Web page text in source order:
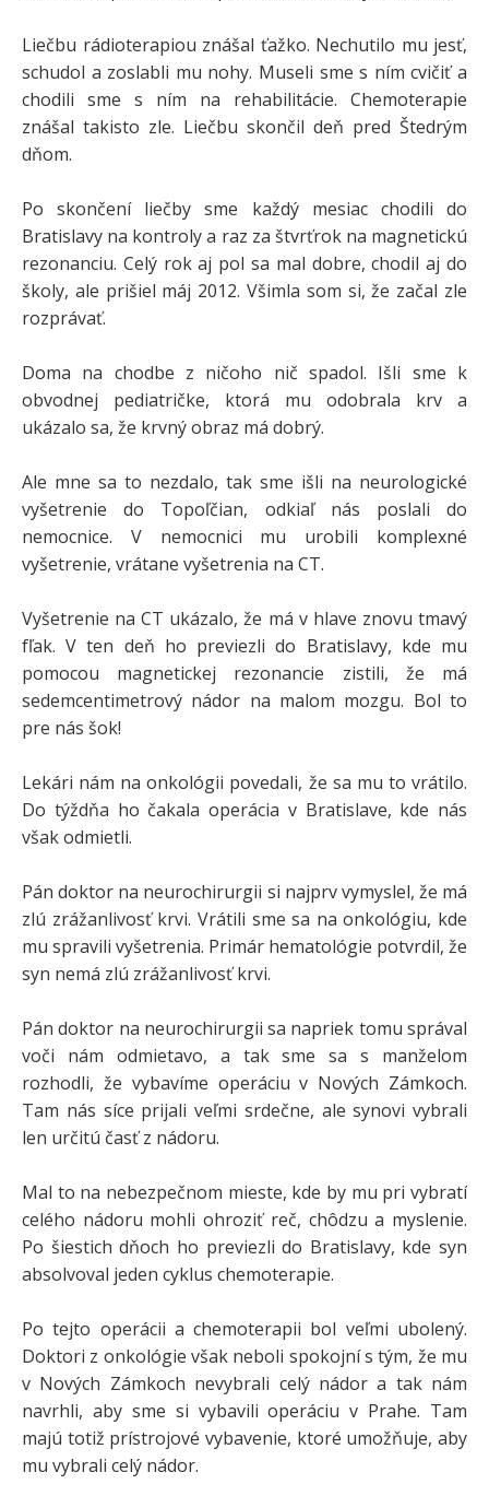
Liečbu rádioterapiou znášal ťažko. Nechutilo mu jesť,
schudol a zoslabli mu nohy. Museli sme s ním cvičiť a
chodili sme s ním na rehabilitácie. Chemoterapie
znášal takisto zle. Liečbu skončil deň pred Štedrým
dňom.
Po skončení liečby sme každý mesiac chodili do
Bratislavy na kontroly a raz za štvrťrok na magnetickú
rezonanciu. Celý rok aj pol sa mal dobre, chodil aj do
školy, ale prišiel máj 2012. Všimla som si, že začal zle
rozprávať.
Doma na chodbe z ničoho nič spadol. Išli sme k
obvodnej pediatričke, ktorá mu odobrala krv a
ukázalo sa, že krvný obraz má dobrý.
Ale mne sa to nezdalo, tak sme išli na neurologické
vyšetrenie do Topoľčian, odkiaľ nás poslali do
nemocnice. V nemocnici mu urobili komplexné
vyšetrenie, vrátane vyšetrenia na CT.
Vyšetrenie na CT ukázalo, že má v hlave znovu tmavý
fľak. V ten deň ho previezli do Bratislavy, kde mu
pomocou magnetickej rezonancie zistili, že má
sedemcentimetrový nádor na malom mozgu. Bol to
pre nás šok!
Lekári nám na onkológii povedali, že sa mu to vrátilo.
Do týždňa ho čakala operácia v Bratislave, kde nás
však odmietli.
Pán doktor na neurochirurgii si najprv vymyslel, že má
zlú zrážanlivosť krvi. Vrátili sme sa na onkológiu, kde
mu spravili vyšetrenia. Primár hematológie potvrdil, že
syn nemá zlú zrážanlivosť krvi.
Pán doktor na neurochirurgii sa napriek tomu správal
voči nám odmietavo, a tak sme sa s manželom
rozhodli, že vybavíme operáciu v Nových Zámkoch.
Tam nás síce prijali veľmi srdečne, ale synovi vybrali
len určitú časť z nádoru.
Mal to na nebezpečnom mieste, kde by mu pri vybratí
celého nádoru mohli ohroziť reč, chôdzu a myslenie.
Po šiestich dňoch ho previezli do Bratislavy, kde syn
absolvoval jeden cyklus chemoterapie.
Po tejto operácii a chemoterapii bol veľmi ubolený.
Doktori z onkológie však neboli spokojní s tým, že mu
v Nových Zámkoch nevybrali celý nádor a tak nám
navrhli, aby sme si vybavili operáciu v Prahe. Tam
majú totiž prístrojové vybavenie, ktoré umožňuje, aby
mu vybrali celý nádor.